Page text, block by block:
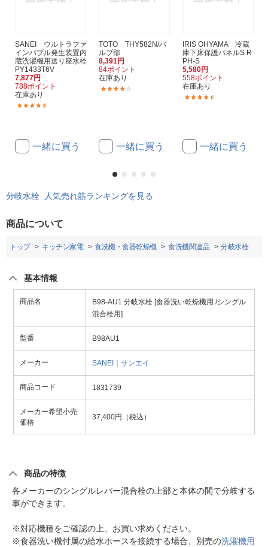
SANEI ウルトラファ
インバブル発生装置内
蔵洗濯機用送り座水栓
PY1433T6V
7,877円
788ポイント
在庫あり
一緒に買う
TOTO THY582N/バ
ルブ部
8,391円
84ポイント
在庫あり
一緒に買う
IRIS OHYAMA 冷蔵
庫下床保護パネルS R
PH-S
5,580円
558ポイント
在庫あり
一緒に買う
分岐水栓 人気売れ筋ランキングを見る
商品について
トップ キッチン家電 食洗機・食器乾燥機 食洗機関連品 分岐水栓
基本情報
商品名
B98-AU1 分岐水栓 [食器洗い乾燥機用 /シングル
混合栓用]
型番 B98AU1
メーカー SANEI｜サンエイ
商品コード 1831739
メーカー希望小売
価格
37,400円（税込）
商品の特徴
各メーカーのシングルレバー混合栓の上部と本体の間で分岐する
事ができます。
※対応機種をご確認の上、お買い求めください。
※食器洗い機付属の給水ホースを接続する場合、別売の洗濯機用